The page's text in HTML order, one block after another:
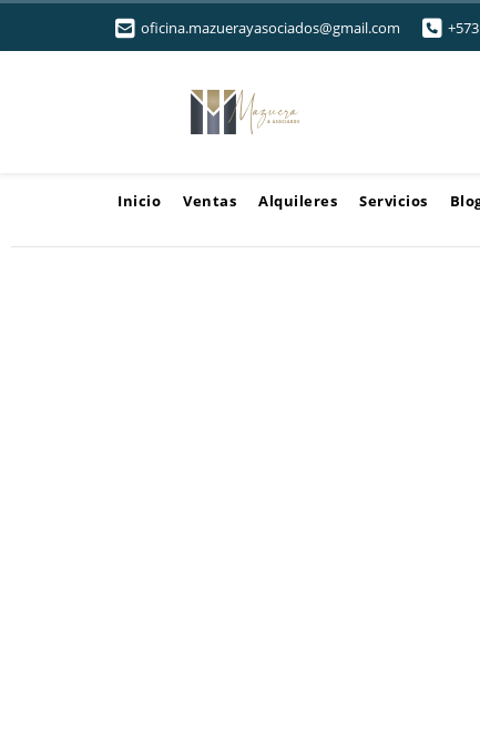
oficina.mazuerayasociados@gmail.com
Inicio Ventas Alquileres Servicios